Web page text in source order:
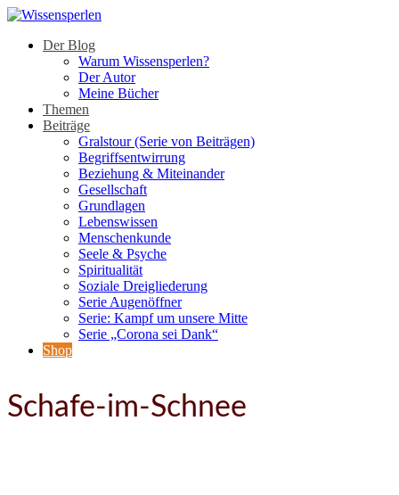
Der Blog
Warum Wissensperlen?
Der Autor
Meine Bücher
Themen
Beiträge
Gralstour (Serie von Beiträgen)
Begriffsentwirrung
Beziehung & Miteinander
Gesellschaft
Grundlagen
Lebenswissen
Menschenkunde
Seele & Psyche
Spiritualität
Soziale Dreigliederung
Serie Augenöffner
Serie: Kampf um unsere Mitte
Serie „Corona sei Dank“
Shop
Schafe-im-Schnee